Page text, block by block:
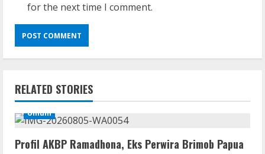
for the next time I comment.
RELATED STORIES
Umum
Profil AKBP Ramadhona, Eks Perwira Brimob Papua